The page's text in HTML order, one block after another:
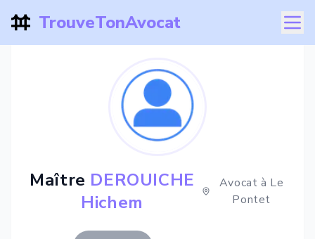
TrouveTonAvocat
Maître DEROUICHE
Hichem
Avocat à Le
Pontet